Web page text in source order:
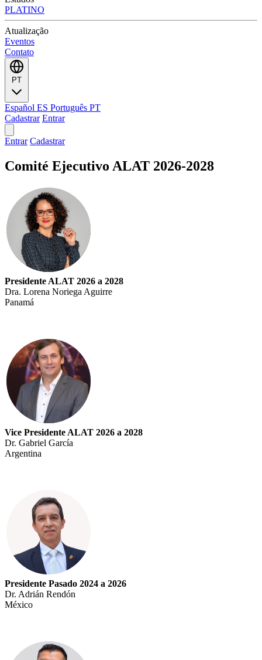
PLATINO
Atualização
Eventos
Contato
PT
Español ES Português PT
Cadastrar Entrar
Entrar Cadastrar
Comité Ejecutivo ALAT 2026-2028
Presidente ALAT 2026 a 2028
Dra. Lorena Noriega Aguirre
Panamá
Vice Presidente ALAT 2026 a 2028
Dr. Gabriel García
Argentina
Presidente Pasado 2024 a 2026
Dr. Adrián Rendón
México